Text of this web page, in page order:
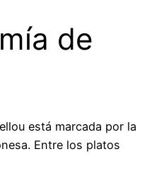
de
está marcada por la
Entre los platos